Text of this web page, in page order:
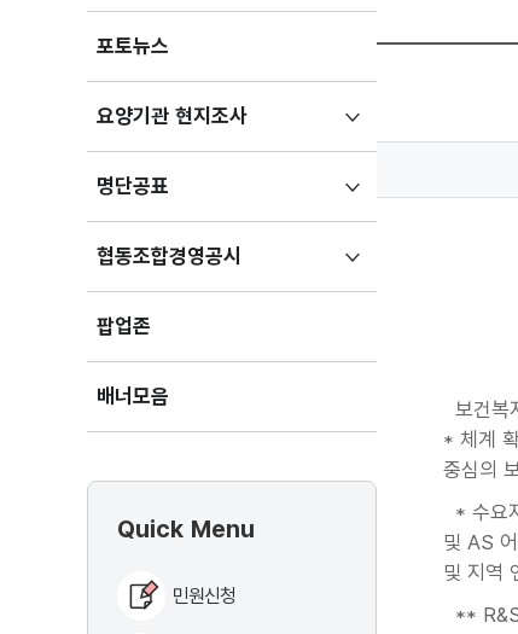
포토뉴스
요양기관 현지조사하위메뉴
펼치기
명단공표
펼치기
협동조합경영공시
펼치기
팝업존
배너모음
Quick Menu
민원신청
보건복
* 체계
중심의
* 수요
및 AS
및 지역
**